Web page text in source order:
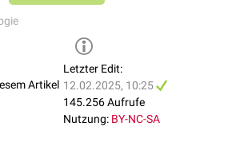
Artikel
Letzter Edit:
12.02.2025, 10:25
145.256 Aufrufe
Nutzung: BY-NC-SA